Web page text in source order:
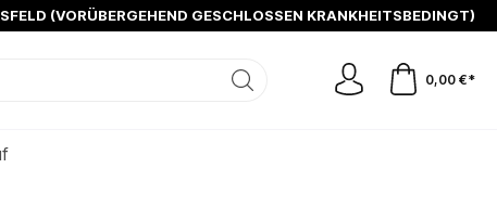
(VORÜBERGEHEND GESCHLOSSEN KRANKHEITSBEDINGT)
0,00 €*